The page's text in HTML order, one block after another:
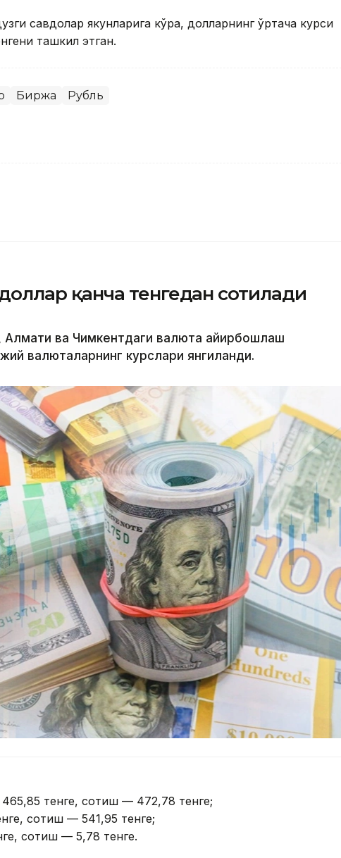
савдолар якунларига кўра, долларнинг ўртача курси
ташкил этган.
Биржа Рубль
доллар қанча тенгедан сотилади
Алмати ва Чимкентдаги валюта айирбошлаш
валюталарнинг курслари янгиланди.
тенге, сотиш — 472,78 тенге;
сотиш — 541,95 тенге;
сотиш — 5,78 тенге.